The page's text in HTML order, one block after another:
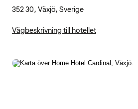
352 30, Växjö, Sverige
Vägbeskrivning till hotellet